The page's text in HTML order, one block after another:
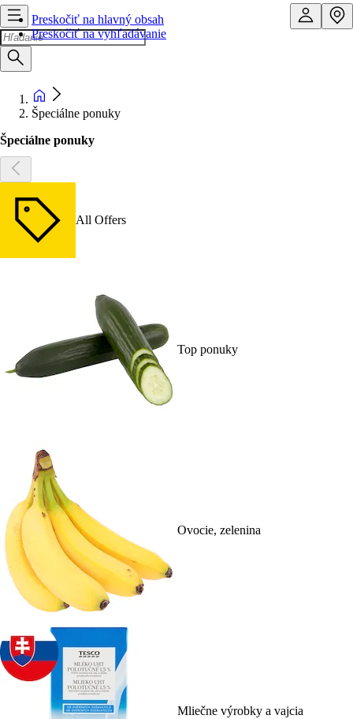
Preskočiť na hlavný obsah
Preskočiť na vyhľadávanie
Špeciálne ponuky
Špeciálne ponuky
All Offers
Top ponuky
Ovocie, zelenina
Mliečne výrobky a vajcia